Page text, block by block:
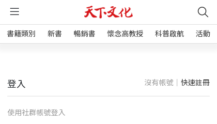
書籍類別 新書 暢銷書 懷念高教授 科普啟航 活動
登入 沒有帳號｜ 快速註冊
使⽤社群帳號登入